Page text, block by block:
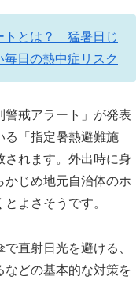
トとは？ 猛暑日じ
日の熱中症リスク
戒アラート」が発表
る「指定暑熱避難施
れます。外出時に身
じめ地元自治体のホ
よさそうです。
直射日光を避ける、
どの基本的な対策を